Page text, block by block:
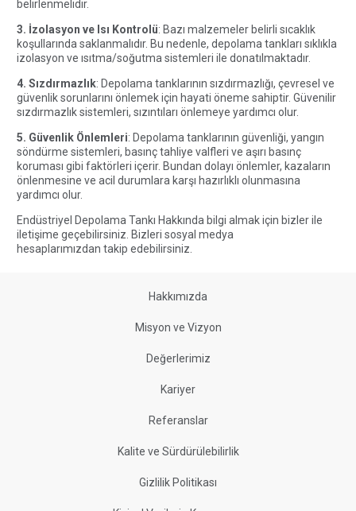
belirlenmelidir.
3. İzolasyon ve Isı Kontrolü: Bazı malzemeler belirli sıcaklık
koşullarında saklanmalıdır. Bu nedenle, depolama tankları sıklıkla
izolasyon ve ısıtma/soğutma sistemleri ile donatılmaktadır.
4. Sızdırmazlık: Depolama tanklarının sızdırmazlığı, çevresel ve
güvenlik sorunlarını önlemek için hayati öneme sahiptir. Güvenilir
sızdırmazlık sistemleri, sızıntıları önlemeye yardımcı olur.
5. Güvenlik Önlemleri: Depolama tanklarının güvenliği, yangın
söndürme sistemleri, basınç tahliye valfleri ve aşırı basınç
koruması gibi faktörleri içerir. Bundan dolayı önlemler, kazaların
önlenmesine ve acil durumlara karşı hazırlıklı olunmasına
yardımcı olur.
Endüstriyel Depolama Tankı Hakkında bilgi almak için bizler ile
iletişime geçebilirsiniz . Bizleri sosyal medya
hesaplarımızdan takip edebilirsiniz
Hakkımızda
Misyon ve Vizyon
Değerlerimiz
Kariyer
Referanslar
Kalite ve Sürdürülebilirlik
Gizlilik Politikası